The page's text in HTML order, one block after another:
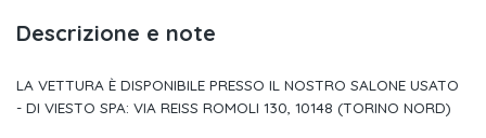
Specchietti retrovisori esterni riscaldabili
Luci di cortesia portiere anteriori e posteriori
Descrizione e note
LA VETTURA È DISPONIBILE PRESSO IL NOSTRO SALONE USATO
- DI VIESTO SPA: VIA REISS ROMOLI 130, 10148 (TORINO NORD)